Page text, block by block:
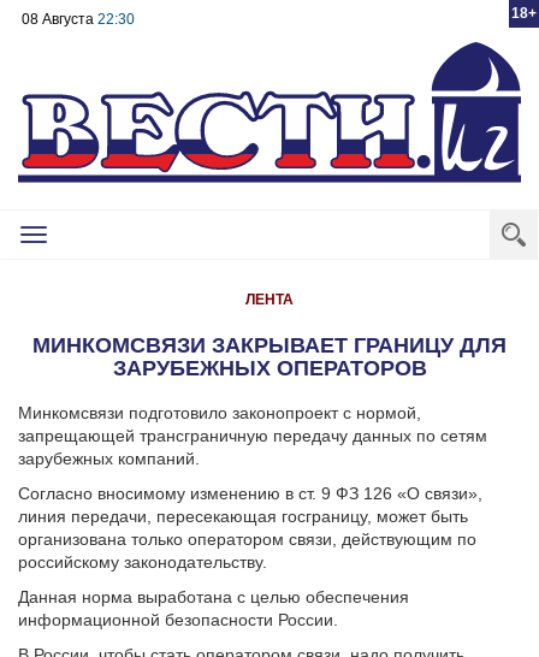
18+
08 Августа 22:30
Toggle
ЛЕНТА
МИНКОМСВЯЗИ ЗАКРЫВАЕТ ГРАНИЦУ ДЛЯ
ЗАРУБЕЖНЫХ ОПЕРАТОРОВ
Минкомсвязи подготовило законопроект с нормой,
запрещающей трансграничную передачу данных по сетям
зарубежных компаний.
Согласно вносимому изменению в ст. 9 ФЗ 126 «О связи»,
линия передачи, пересекающая госграницу, может быть
организована только оператором связи, действующим по
российскому законодательству.
Данная норма выработана с целью обеспечения
информационной безопасности России.